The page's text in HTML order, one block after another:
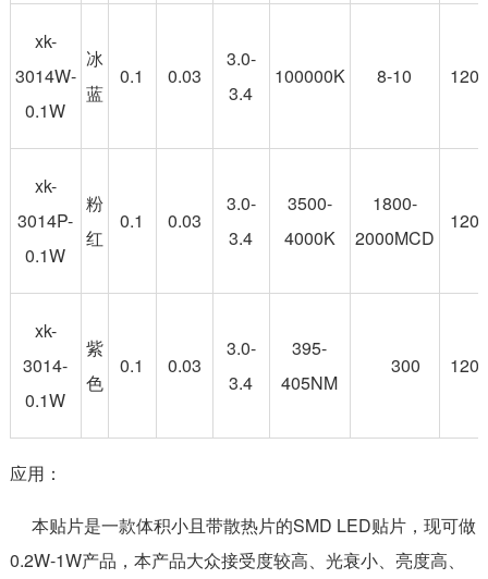
xk-
3014W-
0.1W
冰
蓝
0.1 0.03
3.0-
3.4
100000K 8-10 120
xk-
3014P-
0.1W
粉
红
0.1 0.03
3.0-
3.4
3500-
4000K
1800-
2000MCD
120
xk-
3014-
0.1W
紫
色
0.1 0.03
3.0-
3.4
395-
405NM
300 120
应用：
本贴片是一款体积小且带散热片的SMD LED贴片，现可做
0.2W-1W产品，本产品大众接受度较高、光衰小、亮度高、